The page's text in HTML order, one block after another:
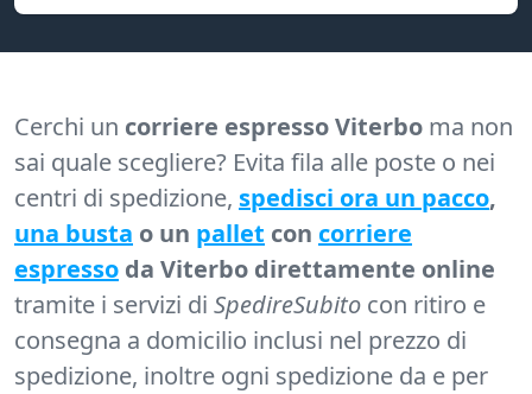
Cerchi un corriere espresso Viterbo ma non
sai quale scegliere? Evita fila alle poste o nei
centri di spedizione, spedisci ora un pacco,
una busta o un pallet con corriere
espresso da Viterbo direttamente online
tramite i servizi di SpedireSubito con ritiro e
consegna a domicilio inclusi nel prezzo di
spedizione, inoltre ogni spedizione da e per